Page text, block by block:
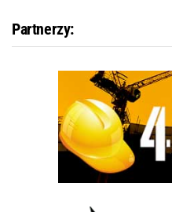
Partnerzy: